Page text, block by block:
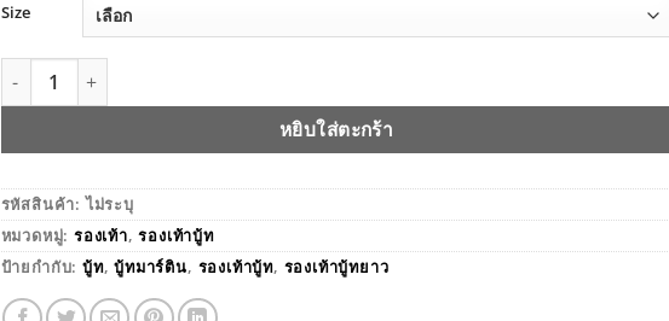
Size
จำนวน รองเท้าบู้ทมาร์ติน BAOBAOSHOP-92024 ชิ้น
หยิบใส่ตะกร้า
รหัสสินค้า:ไม่ระบุ
หมวดหมู่:รองเท้า,รองเท้าบู้ท
ป้ายกำกับ:บู้ท,บู้ทมาร์ติน, รองเท้าบู้ท, รองเท้าบู้ทยาว